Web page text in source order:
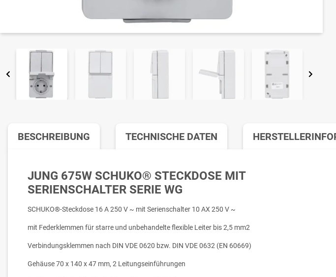
BESCHREIBUNG TECHNISCHE DATEN
JUNG 675W SCHUKO® STECKDOSE MIT
SERIENSCHALTER SERIE WG
SCHUKO®-Steckdose 16 A 250 V ~ mit Serienschalter 10 AX 250 V ~
mit Federklemmen für starre und unbehandelte flexible Leiter bis 2,5 mm2
Verbindungsklemmen nach DIN VDE 0620 bzw. DIN VDE 0632 (EN 60669)
Gehäuse 70 x 140 x 47 mm, 2 Leitungseinführungen